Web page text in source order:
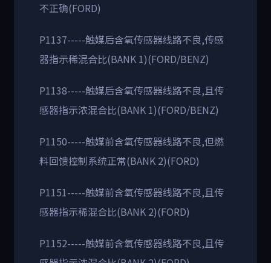
不正确(FORD)
P1137-----触媒后含氧传感器线路不良,传感
器指示稀混合比(BANK 1)(FORD/BENZ)
P1138-----触媒后含氧传感器线路不良,且传
感器指示浓混合比(BANK 1)(FORD/BENZ)
P1150-----触媒前含氧传感器线路不良,但燃
料回馈控制系统正常(BANK 2)(FORD)
P1151-----触媒前含氧传感器线路不良,且传
感器指示稀混合比(BANK 2)(FORD)
P1152-----触媒前含氧传感器线路不良,且传